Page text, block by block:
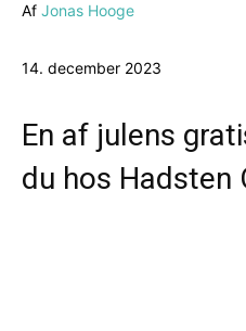
Af Jonas Hooge
14. december 2023
En af julens
du hos Hadsten